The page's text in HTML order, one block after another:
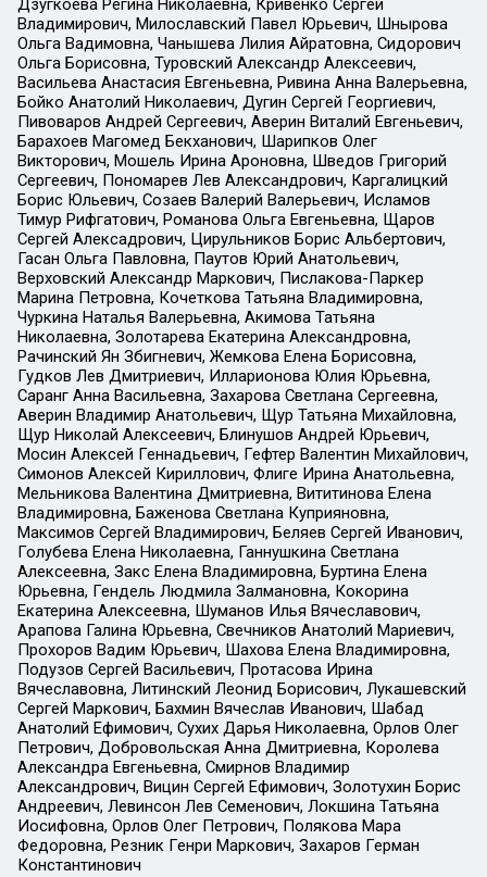
Дзугкоева Регина Николаевна, Кривенко Сергей
Владимирович, Милославский Павел Юрьевич, Шнырова
Ольга Вадимовна, Чанышева Лилия Айратовна, Сидорович
Ольга Борисовна, Туровский Александр Алексеевич,
Васильева Анастасия Евгеньевна, Ривина Анна Валерьевна,
Бойко Анатолий Николаевич, Дугин Сергей Георгиевич,
Пивоваров Андрей Сергеевич, Аверин Виталий Евгеньевич,
Барахоев Магомед Бекханович, Шарипков Олег
Викторович, Мошель Ирина Ароновна, Шведов Григорий
Сергеевич, Пономарев Лев Александрович, Каргалицкий
Борис Юльевич, Созаев Валерий Валерьевич, Исламов
Тимур Рифгатович, Романова Ольга Евгеньевна, Щаров
Сергей Алексадрович, Цирульников Борис Альбертович,
Гасан Ольга Павловна, Паутов Юрий Анатольевич,
Верховский Александр Маркович, Пислакова-Паркер
Марина Петровна, Кочеткова Татьяна Владимировна,
Чуркина Наталья Валерьевна, Акимова Татьяна
Николаевна, Золотарева Екатерина Александровна,
Рачинский Ян Збигневич, Жемкова Елена Борисовна,
Гудков Лев Дмитриевич, Илларионова Юлия Юрьевна,
Саранг Анна Васильевна, Захарова Светлана Сергеевна,
Аверин Владимир Анатольевич, Щур Татьяна Михайловна,
Щур Николай Алексеевич, Блинушов Андрей Юрьевич,
Мосин Алексей Геннадьевич, Гефтер Валентин Михайлович,
Симонов Алексей Кириллович, Флиге Ирина Анатольевна,
Мельникова Валентина Дмитриевна, Вититинова Елена
Владимировна, Баженова Светлана Куприяновна,
Максимов Сергей Владимирович, Беляев Сергей Иванович,
Голубева Елена Николаевна, Ганнушкина Светлана
Алексеевна, Закс Елена Владимировна, Буртина Елена
Юрьевна, Гендель Людмила Залмановна, Кокорина
Екатерина Алексеевна, Шуманов Илья Вячеславович,
Арапова Галина Юрьевна, Свечников Анатолий Мариевич,
Прохоров Вадим Юрьевич, Шахова Елена Владимировна,
Подузов Сергей Васильевич, Протасова Ирина
Вячеславовна, Литинский Леонид Борисович, Лукашевский
Сергей Маркович, Бахмин Вячеслав Иванович, Шабад
Анатолий Ефимович, Сухих Дарья Николаевна, Орлов Олег
Петрович, Добровольская Анна Дмитриевна, Королева
Александра Евгеньевна, Смирнов Владимир
Александрович, Вицин Сергей Ефимович, Золотухин Борис
Андреевич, Левинсон Лев Семенович, Локшина Татьяна
Иосифовна, Орлов Олег Петрович, Полякова Мара
Федоровна, Резник Генри Маркович, Захаров Герман
Константинович